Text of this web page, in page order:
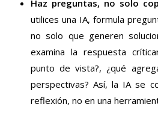
Haz preguntas, no solo
utilices una IA, formula
no solo que generen
examina la respuesta
punto de vista?, ¿qué
perspectivas? Así, la IA se
reflexión, no en una